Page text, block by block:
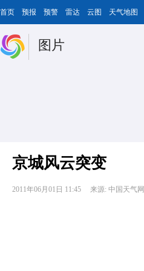
首页 预报 预警 雷达 云图 天气地图
图片
京城风云突变
2011年06月01日 11:45 来源: 中国天气网